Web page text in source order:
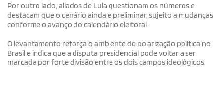
Por outro lado, aliados de Lula questionam os números e
destacam que o cenário ainda é preliminar, sujeito a mudanças
conforme o avanço do calendário eleitoral.
O levantamento reforça o ambiente de polarização política no
Brasil e indica que a disputa presidencial pode voltar a ser
marcada por forte divisão entre os dois campos ideológicos.